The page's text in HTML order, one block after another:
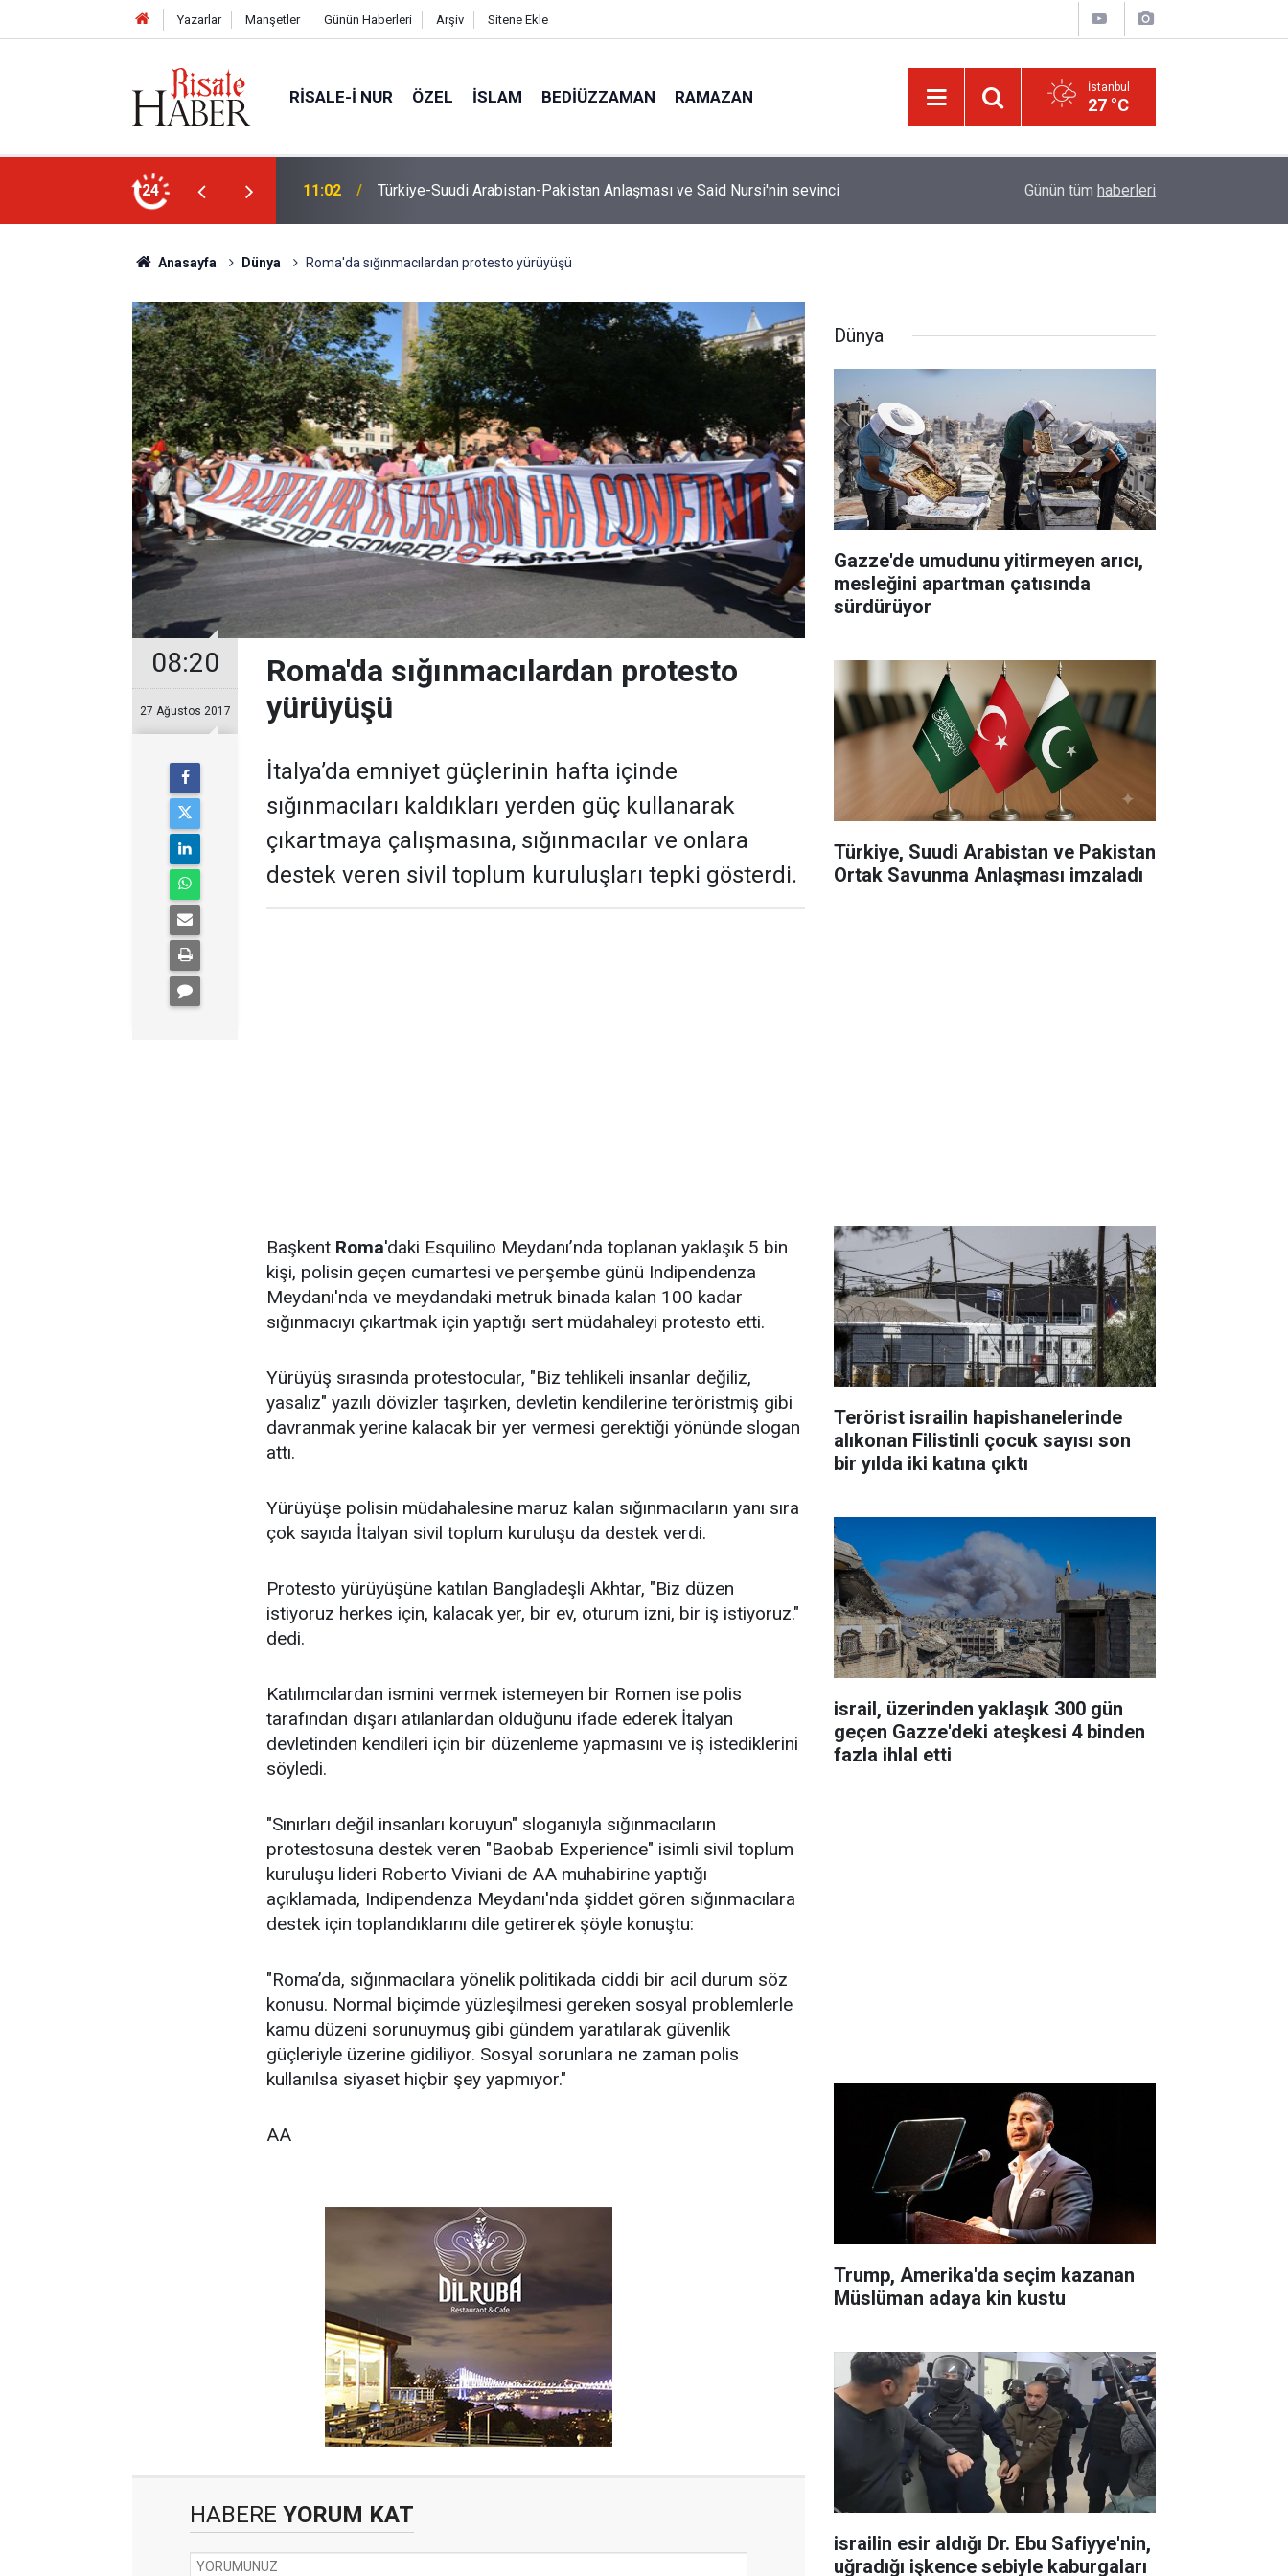
Yazarlar Manşetler Günün Haberleri Arşiv Sitene Ekle
RISALE-I NUR ÖZEL İSLAM BEDIÜZZAMAN RAMAZAN İstanbul
27 °C
24
Anlaşması ve Said Nursi'nin sevinci 10:22 İmamdan, hutbe sırasında telefonla oynayan cemaate tepki: Aşağı ineceğim! Güneş'ten 30 kat büyük dev bir yıldızın ölümü
Günün tüm haberleri
Anasayfa Dünya Roma'da sığınmacılardan protesto yürüyüşü
08:20
27 Ağustos 2017
Roma'da sığınmacılardan protesto
yürüyüşü
İtalya’da emniyet güçlerinin hafta içinde
sığınmacıları kaldıkları yerden güç kullanarak
çıkartmaya çalışmasına, sığınmacılar ve onlara
destek veren sivil toplum kuruluşları tepki gösterdi.
Başkent Roma'daki Esquilino Meydanı’nda toplanan yaklaşık 5 bin
kişi, polisin geçen cumartesi ve perşembe günü Indipendenza
Meydanı'nda ve meydandaki metruk binada kalan 100 kadar
sığınmacıyı çıkartmak için yaptığı sert müdahaleyi protesto etti.
Yürüyüş sırasında protestocular, "Biz tehlikeli insanlar değiliz,
yasalız" yazılı dövizler taşırken, devletin kendilerine teröristmiş gibi
davranmak yerine kalacak bir yer vermesi gerektiği yönünde slogan
attı.
Yürüyüşe polisin müdahalesine maruz kalan sığınmacıların yanı sıra
çok sayıda İtalyan sivil toplum kuruluşu da destek verdi.
Protesto yürüyüşüne katılan Bangladeşli Akhtar, "Biz düzen
istiyoruz herkes için, kalacak yer, bir ev, oturum izni, bir iş istiyoruz."
dedi.
Katılımcılardan ismini vermek istemeyen bir Romen ise polis
tarafından dışarı atılanlardan olduğunu ifade ederek İtalyan
devletinden kendileri için bir düzenleme yapmasını ve iş istediklerini
söyledi.
"Sınırları değil insanları koruyun" sloganıyla sığınmacıların
protestosuna destek veren "Baobab Experience" isimli sivil toplum
kuruluşu lideri Roberto Viviani de AA muhabirine yaptığı
açıklamada, Indipendenza Meydanı'nda şiddet gören sığınmacılara
destek için toplandıklarını dile getirerek şöyle konuştu:
"Roma’da, sığınmacılara yönelik politikada ciddi bir acil durum söz
konusu. Normal biçimde yüzleşilmesi gereken sosyal problemlerle
kamu düzeni sorunuymuş gibi gündem yaratılarak güvenlik
güçleriyle üzerine gidiliyor. Sosyal sorunlara ne zaman polis
kullanılsa siyaset hiçbir şey yapmıyor."
AA
HABERE YORUM KAT
Dünya
Gazze'de umudunu yitirmeyen arıcı,
mesleğini apartman çatısında
sürdürüyor
Türkiye, Suudi Arabistan ve Pakistan
Ortak Savunma Anlaşması imzaladı
Terörist israilin hapishanelerinde
alıkonan Filistinli çocuk sayısı son
bir yılda iki katına çıktı
israil, üzerinden yaklaşık 300 gün
geçen Gazze'deki ateşkesi 4 binden
fazla ihlal etti
Trump, Amerika'da seçim kazanan
Müslüman adaya kin kustu
israilin esir aldığı Dr. Ebu Safiyye'nin,
uğradığı işkence sebiyle kaburgaları